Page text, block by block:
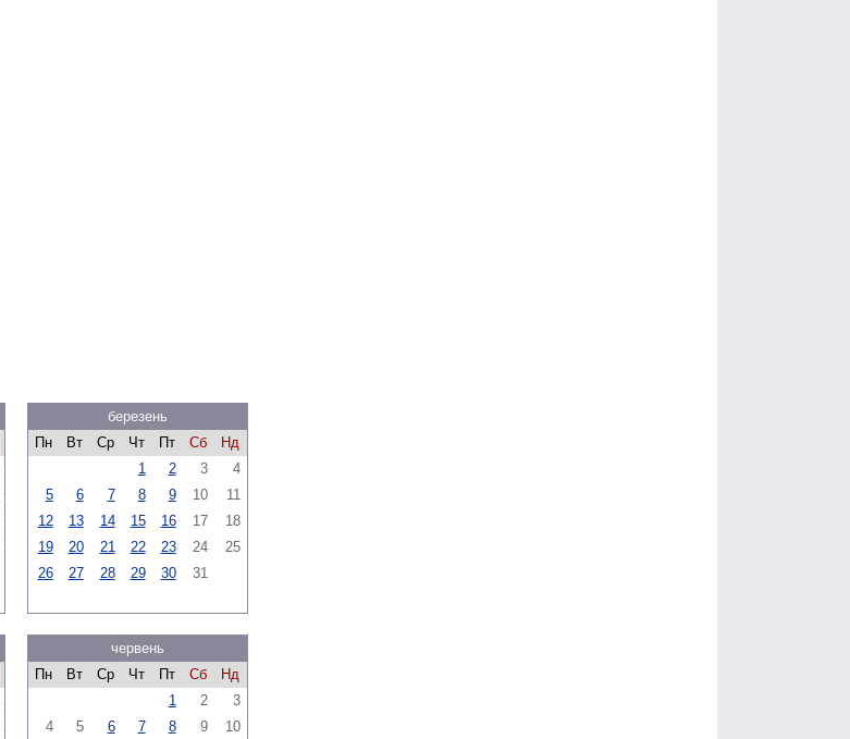
березень
Пн
Вт Ср Чт Пт Сб
Нд
1
2 3
4
5
6 7 8 9 10
11
12
13 14 15 16 17
18
19
20 21 22 23 24
25
26
27 28 29 30 31
червень
Пн
Вт Ср Чт Пт Сб
Нд
1
2
3
4
5 6 7 8 9
10